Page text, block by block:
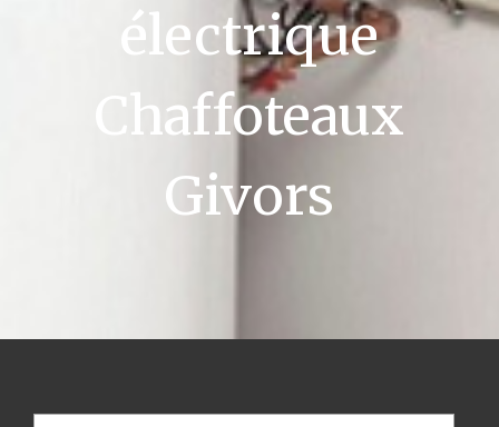
électrique
Chaffoteaux
Givors